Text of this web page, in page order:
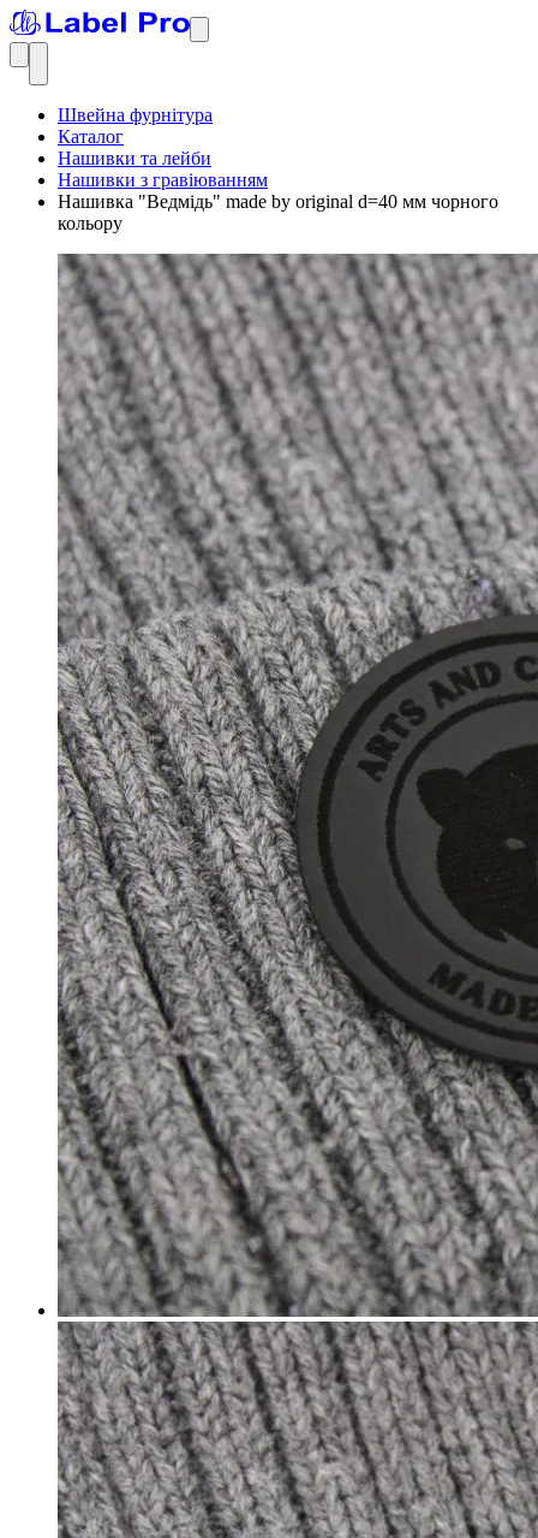
Швейна фурнітура
Каталог
Нашивки та лейби
Нашивки з гравіюванням
Нашивка "Ведмідь" made by original d=40 мм чорного
кольору